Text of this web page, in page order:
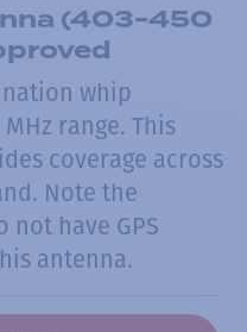
(403-450
whip
range. This
coverage across
Note the
not have GPS
antenna.